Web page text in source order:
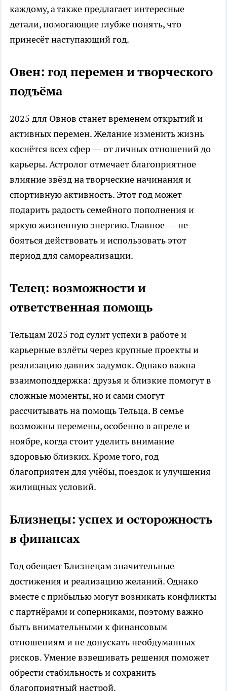
каждому, а также предлагает интересные
детали, помогающие глубже понять, что
принесёт наступающий год.
Овен: год перемен и творческого
подъёма
2025 для Овнов станет временем открытий и
активных перемен. Желание изменить жизнь
коснётся всех сфер — от личных отношений до
карьеры. Астролог отмечает благоприятное
влияние звёзд на творческие начинания и
спортивную активность. Этот год может
подарить радость семейного пополнения и
яркую жизненную энергию. Главное — не
бояться действовать и использовать этот
период для самореализации.
Телец: возможности и
ответственная помощь
Тельцам 2025 год сулит успехи в работе и
карьерные взлёты через крупные проекты и
реализацию давних задумок. Однако важна
взаимоподдержка: друзья и близкие помогут в
сложные моменты, но и сами смогут
рассчитывать на помощь Тельца. В семье
возможны перемены, особенно в апреле и
ноябре, когда стоит уделить внимание
здоровью близких. Кроме того, год
благоприятен для учёбы, поездок и улучшения
жилищных условий.
Близнецы: успех и осторожность
в финансах
Год обещает Близнецам значительные
достижения и реализацию желаний. Однако
вместе с прибылью могут возникать конфликты
с партнёрами и соперниками, поэтому важно
быть внимательными к финансовым
отношениям и не допускать необдуманных
рисков. Умение взвешивать решения поможет
обрести стабильность и сохранить
благоприятный настрой.